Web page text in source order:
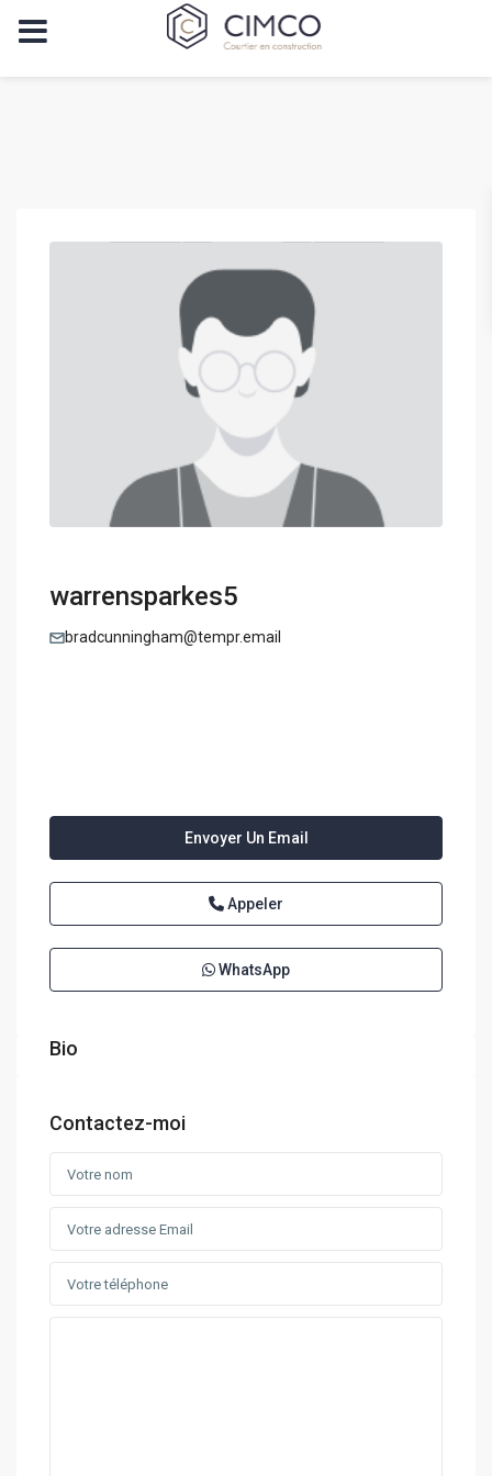
warrensparkes5
bradcunningham@tempr.email
Envoyer Un Email
Appeler
WhatsApp
Bio
Contactez-moi